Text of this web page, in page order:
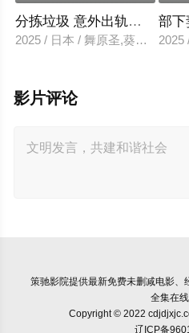
分拣垃圾 意外出轨性爱
2025 / 日本 / 舞原圣,葵悠太
部下
2025
影片评论
策驰影院提供最新免费未删减电影、
全集在
Copyright © 2022
辽ICP备